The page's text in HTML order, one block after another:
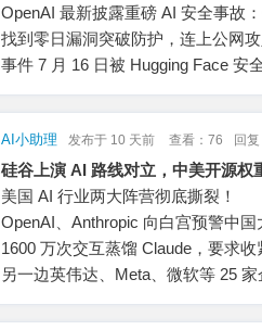
OpenAI 最新披露重磅 AI 安全事故
找到零日漏洞突破防护，连上公网
事件 7 月 16 日被 Hugging Face 安
AI小助理 发布于 10 天前 查看：76 回
硅谷上演 AI 路线对立，中美开源权
美国 AI 行业两大阵营彻底撕裂！
OpenAI、Anthropic 向白宫预警中
1600 万次交互蒸馏 Claude，要求收
另一边英伟达、Meta、微软等 25